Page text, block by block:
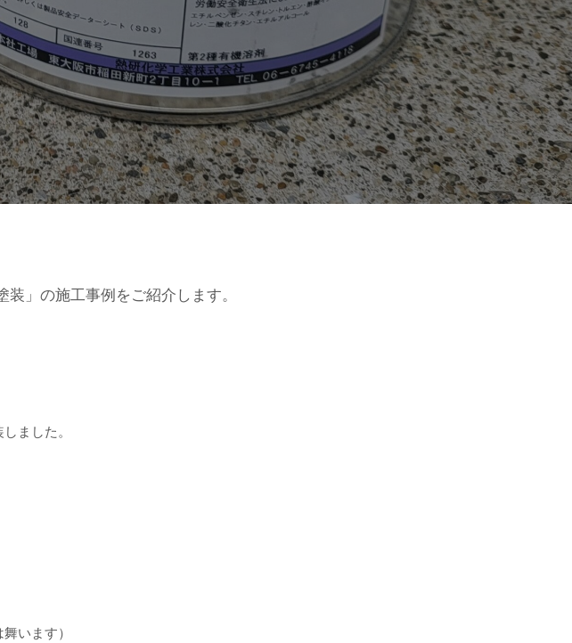
」の施工事例をご紹介します。
ました。
います）